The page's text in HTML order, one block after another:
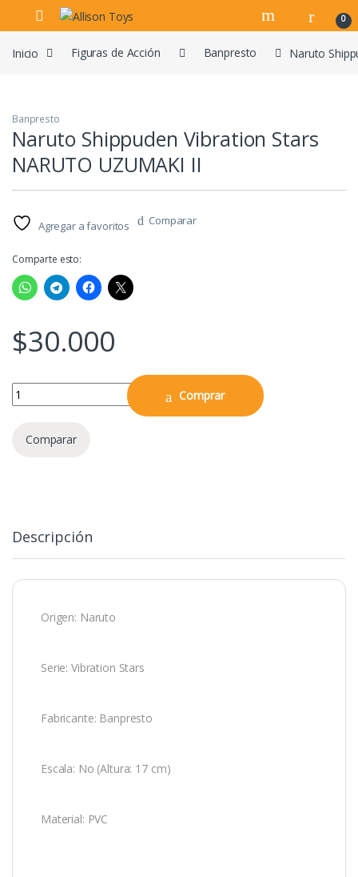
Navegar
Ir al contenido
0
Inicio Figuras de Acción Banpresto Naruto
Banpresto
Naruto Shippuden Vibration Stars
NARUTO UZUMAKI II
Agregar a favoritos Comparar
Comparte esto:
$30.000
Naruto Shippuden Vibration Stars NARUTO UZUMAKI II quantity
Comprar
Comparar
Descripción
Origen: Naruto
Serie: Vibration Stars
Fabricante: Banpresto
Escala: No (Altura: 17 cm)
Material: PVC